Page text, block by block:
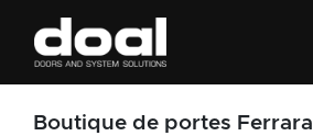
Boutique de portes Ferrara